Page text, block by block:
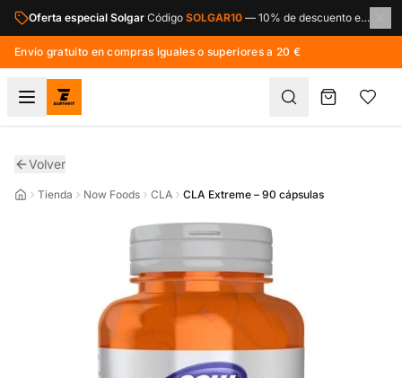
Saltar al contenido principal
Oferta especial Solgar Código SOLGAR10 — 10% de descuento en toda la marca Solgar.
Envío gratuito en compras iguales o superiores a 20 €
Volver
Tienda Now Foods CLA CLA Extreme – 90 cápsulas